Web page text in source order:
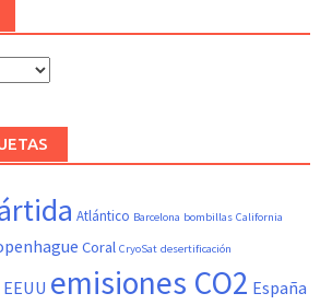
Atlántico Barcelona bombillas California
Coral CryoSat desertificación
EEUU emisiones CO2 España